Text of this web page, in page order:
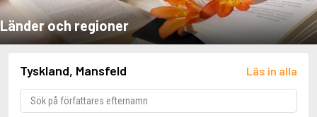
Länder och regioner
Tyskland, Mansfeld Läs in alla